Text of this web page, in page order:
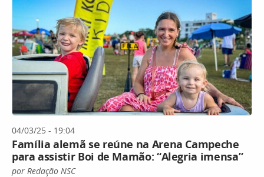
04/03/25 - 19:04
Família alemã se reúne na Arena Campeche
para assistir Boi de Mamão: “Alegria imensa”
por Redação NSC